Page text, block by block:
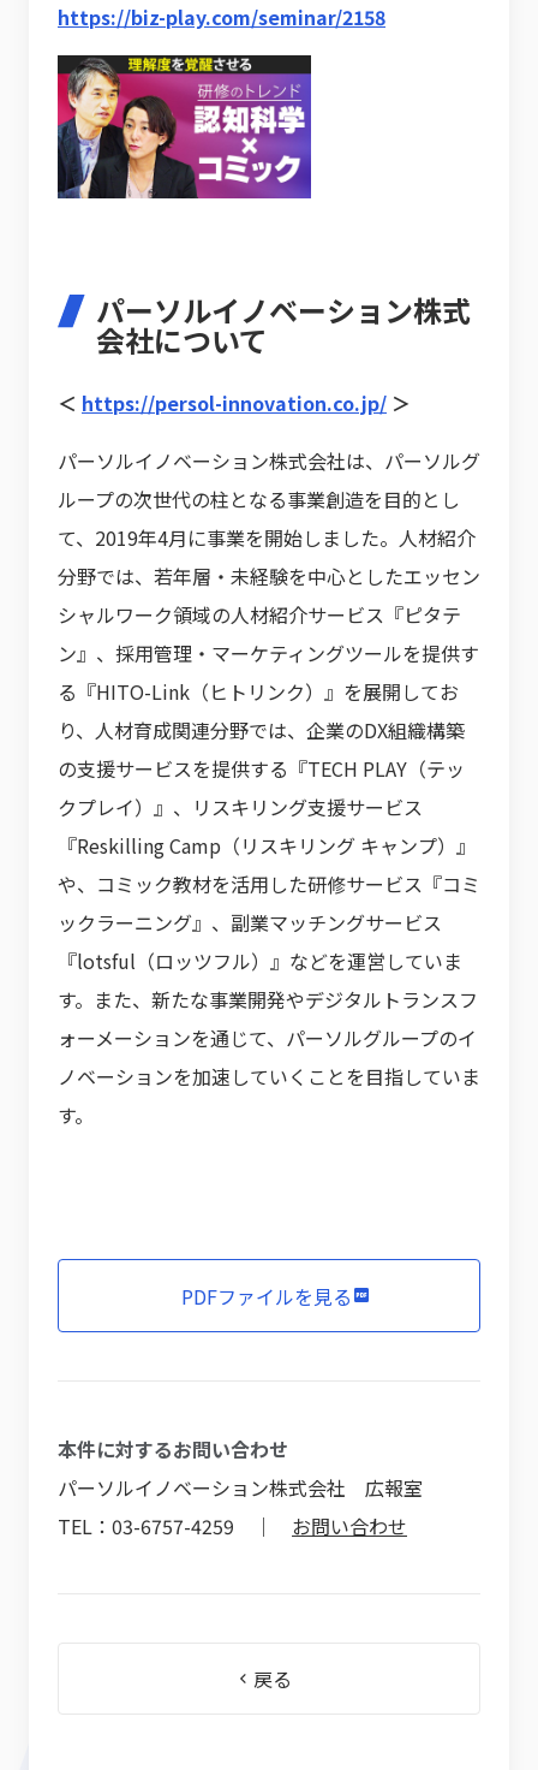
https://biz-play.com/seminar/2158
パーソルイノベーション株式
会社について
＜ https://persol-innovation.co.jp/ ＞
パーソルイノベーション株式会社は、パーソルグ
ループの次世代の柱となる事業創造を目的とし
て、2019年4月に事業を開始しました。人材紹介
分野では、若年層・未経験を中心としたエッセン
シャルワーク領域の人材紹介サービス『ピタテ
ン』、採用管理・マーケティングツールを提供す
る『HITO-Link（ヒトリンク）』を展開してお
り、人材育成関連分野では、企業のDX組織構築
の支援サービスを提供する『TECH PLAY（テッ
クプレイ）』、リスキリング支援サービス
『Reskilling Camp（リスキリング キャンプ）』
や、コミック教材を活用した研修サービス『コミ
ックラーニング』、副業マッチングサービス
『lotsful（ロッツフル）』などを運営していま
す。また、新たな事業開発やデジタルトランスフ
ォーメーションを通じて、パーソルグループのイ
ノベーションを加速していくことを目指していま
す。
PDFファイルを見る
本件に対するお問い合わせ
パーソルイノベーション株式会社 広報室
TEL：03-6757-4259 ｜ お問い合わせ
戻る